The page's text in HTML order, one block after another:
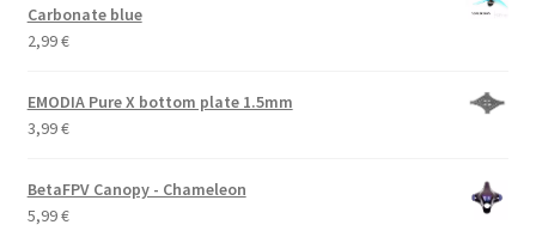
Carbonate blue
2,99€
EMODIA Pure X bottom plate 1.5mm
3,99€
BetaFPV Canopy - Chameleon
5,99€